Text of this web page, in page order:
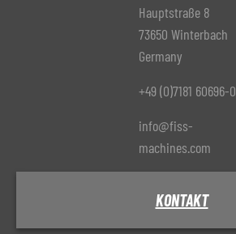
Hauptstraße 8
73650 Winterbach
Germany
+49 (0)7181 60696-0
info@fiss-
machines.com
KONTAKT